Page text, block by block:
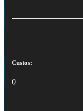
Custos:
0